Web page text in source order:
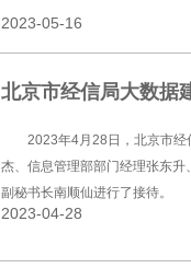
2023-05-16
北京市经信局大数据
2023年4月28日，北京市经
杰、信息管理部部门经理张东
副秘书长南顺仙进行了接待。
2023-04-28